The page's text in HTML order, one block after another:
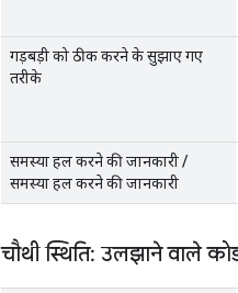
गड़बड़ी को ठीक करने के सुझाए गए
तरीके
समस्या हल करने की जानकारी /
समस्या हल करने की जानकारी
चौथी स्थिति: उलझाने वाले